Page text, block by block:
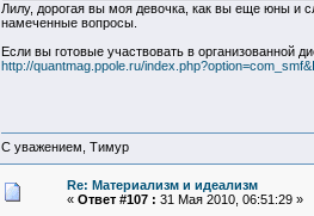
Лилу, дорогая вы моя девочка, как вы еще юны и
намеченные вопросы.
Если вы готовые участвовать в организованной
http://quantmag.ppole.ru/
С уважением, Тимур
Re: Материализм и идеализм
« Ответ #107 : 31 Мая 2010, 06:51:29 »